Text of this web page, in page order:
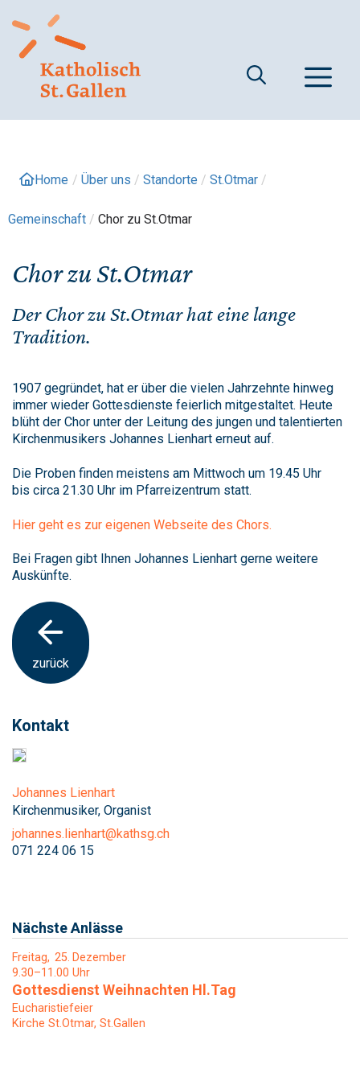
zum
Inhalt
Home / Über uns / Standorte / St.Otmar /
Gemeinschaft / Chor zu St.Otmar
Chor zu St.Otmar
Der Chor zu St.Otmar hat eine lange
Tradition.
1907 gegründet, hat er über die vielen Jahrzehnte hinweg
immer wieder Gottesdienste feierlich mitgestaltet. Heute
blüht der Chor unter der Leitung des jungen und talentierten
Kirchenmusikers Johannes Lienhart erneut auf.
Die Proben finden meistens am Mittwoch um 19.45 Uhr
bis circa 21.30 Uhr im Pfarreizentrum statt.
Hier geht es zur eigenen Webseite des Chors.
Bei Fragen gibt Ihnen Johannes Lienhart gerne weitere
Auskünfte.
zurück
Kontakt
Johannes Lienhart
Kirchenmusiker, Organist
johannes.lienhart@kathsg.ch
071 224 06 15
Nächste Anlässe
Freitag 25 Dezember
9.30–11.00 Uhr
Gottesdienst Weihnachten Hl.Tag
Eucharistiefeier
Kirche St.Otmar, St.Gallen